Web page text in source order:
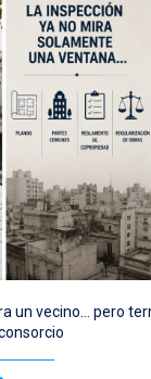
un vecino… pero